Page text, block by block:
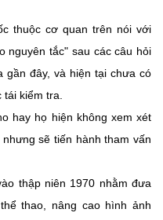
thuộc cơ quan trên nói với
nguyên tắc" sau các câu hỏi
gần đây, và hiện tại chưa có
kiểm tra.
hay họ hiện không xem xét
sẽ tiến hành tham vấn
thập niên 1970 nhằm đưa
thao, nâng cao hình ảnh